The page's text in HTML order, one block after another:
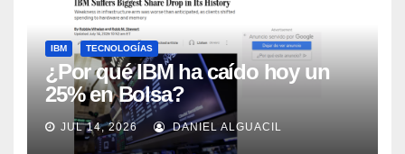
IBM TECNOLOGÍAS
¿Por qué IBM ha caído hoy un
25% en Bolsa?
JUL 14, 2026 DANIEL ALGUACIL